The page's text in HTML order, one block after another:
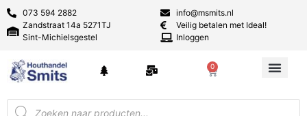
073 594 2882
Zandstraat 14a 5271TJ
Sint-Michielsgestel
info@msmits.nl
Veilig betalen met Ideal!
Inloggen
0